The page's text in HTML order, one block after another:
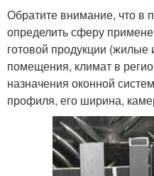
Обратите внимание, что в
определить сферу
готовой продукции
помещения, климат в
назначения оконной
профиля, его ширина,